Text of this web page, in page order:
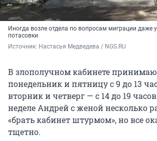
Иногда возле отдела по вопросам миграции даже
потасовки
Источник: Настасья Медведева / NGS.RU
В злополучном кабинете
понедельник и пятницу с 9 до 13
вторник и четверг — с 14 до 19
неделе Андрей с женой несколько
«брать кабинет штурмом», но все
тщетно.